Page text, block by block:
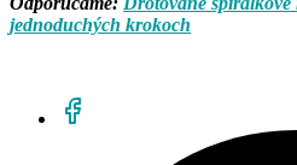
jednoduchých krokoch